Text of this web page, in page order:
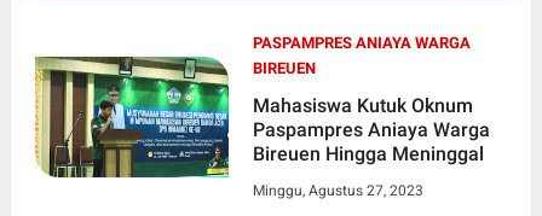
PASPAMPRES ANIAYA WARGA
BIREUEN
Mahasiswa Kutuk Oknum
Paspampres Aniaya Warga
Bireuen Hingga Meninggal
Minggu, Agustus 27, 2023